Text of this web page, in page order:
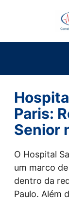
conteúdo
Paris:
Senior
O Hospital
um marco
dentro da
Paulo. Além